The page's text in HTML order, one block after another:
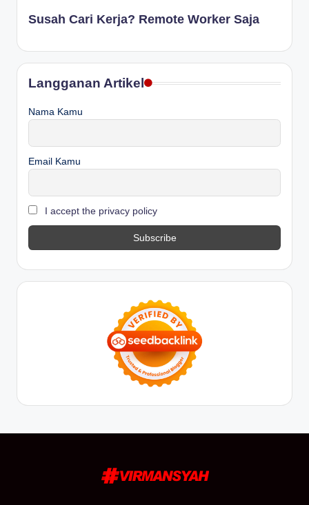
Susah Cari Kerja? Remote Worker Saja
Langganan Artikel
Nama Kamu
Email Kamu
I accept the privacy policy